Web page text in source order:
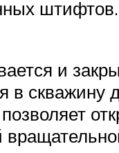
и
в скважину